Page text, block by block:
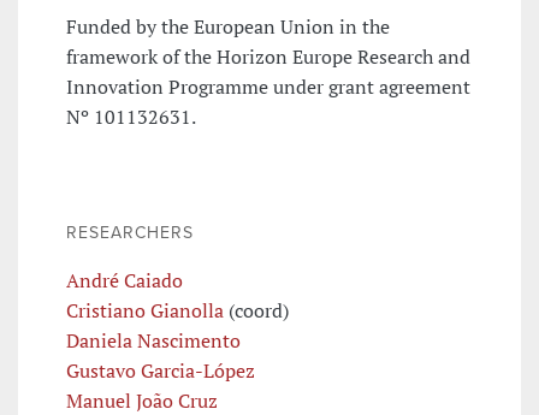
Funded by the European Union in the
framework of the Horizon Europe Research and
Innovation Programme under grant agreement
Nº 101132631.
RESEARCHERS
André Caiado
Cristiano Gianolla (coord)
Daniela Nascimento
Gustavo Garcia-López
Manuel João Cruz